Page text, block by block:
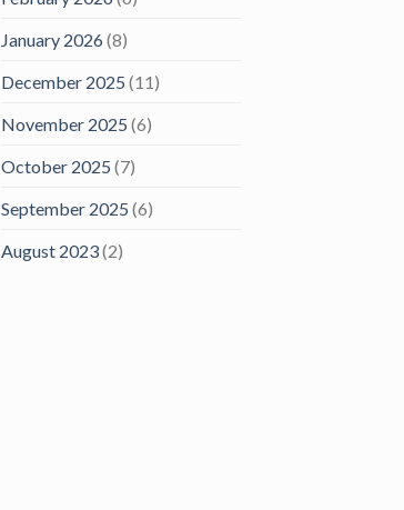
January 2026(8)
December 2025 (11)
November 2025 (6)
October 2025 (7)
September 2025 (6)
August 2023(2)